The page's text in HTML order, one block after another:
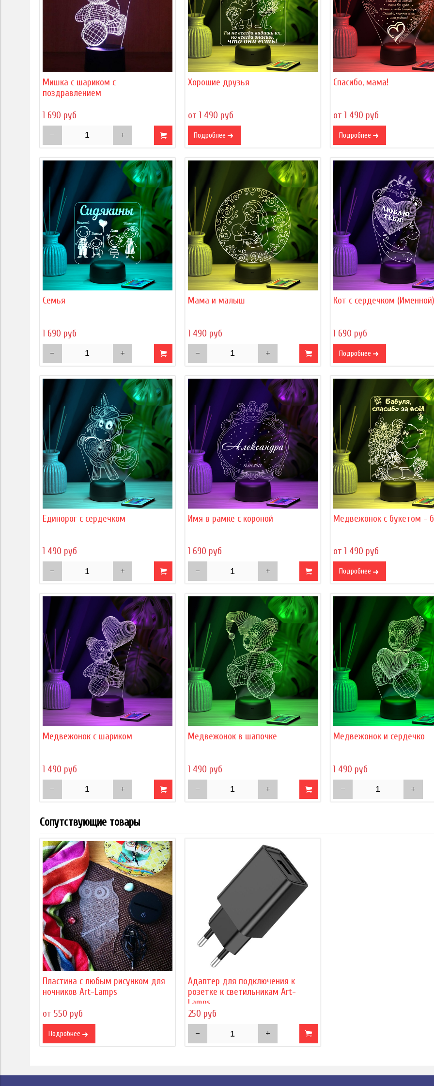
Мишка с шариком с
поздравлением
1 690 руб
Хорошие друзья
от 1 490 руб
Подробнее
Спасибо, мама!
от 1 490 руб
Подробнее
Семья
1 690 руб
Мама и малыш
1 490 руб
Кот с сердечком (Именной)
1 690 руб
Подробнее
Единорог с сердечком
1 490 руб
Имя в рамке с короной
1 690 руб
Медвежонок с букетом -
от 1 490 руб
Подробнее
Медвежонок с шариком
1 490 руб
Медвежонок в шапочке
1 490 руб
Медвежонок и сердечко
1 490 руб
Сопутствующие товары
Пластина с любым рисунком для
ночников Art-Lamps
от 550 руб
Подробнее
Адаптер для подключения к
розетке к светильникам Art-
Lamps
250 руб